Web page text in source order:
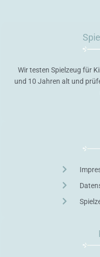
Wir testen Spielzeug für
und 10 Jahren alt und